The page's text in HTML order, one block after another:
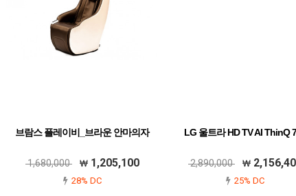
브람스 플레이비_브라운 안마의자
1,680,000 1,205,100
28% DC
LG 울트라 HD TV AI ThinQ
2,890,000
25% DC